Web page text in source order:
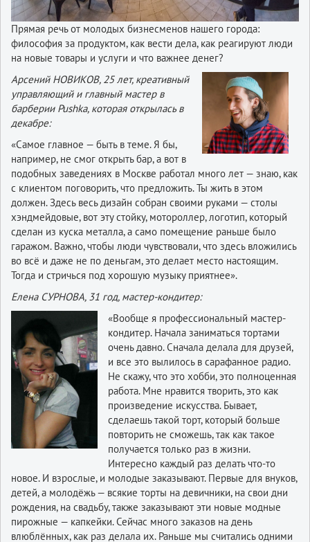
Прямая речь от молодых бизнесменов нашего города:
философия за продуктом, как вести дела, как реагируют люди
на новые товары и услуги и что важнее денег?
Арсений НОВИКОВ, 25 лет, креативный
управляющий и главный мастер в
барберии Pushka, которая открылась в
декабре:
«Самое главное — быть в теме. Я бы,
например, не смог открыть бар, а вот в
подобных заведениях в Москве работал много лет — знаю, как
с клиентом поговорить, что предложить. Ты жить в этом
должен. Здесь весь дизайн собран своими руками — столы
хэндмейдовые, вот эту стойку, мотороллер, логотип, который
сделан из куска металла, а само помещение раньше было
гаражом. Важно, чтобы люди чувствовали, что здесь вложились
во всё и даже не по деньгам, это делает место настоящим.
Тогда и стричься под хорошую музыку приятнее».
Елена СУРНОВА, 31 год, мастер-кондитер:
«Вообще я профессиональный мастер-
кондитер. Начала заниматься тортами
очень давно. Сначала делала для друзей,
и все это вылилось в сарафанное радио.
Не скажу, что это хобби, это полноценная
работа. Мне нравится творить, это как
произведение искусства. Бывает,
сделаешь такой торт, который больше
повторить не сможешь, так как такое
получается только раз в жизни.
Интересно каждый раз делать что-то
новое. И взрослые, и молодые заказывают. Первые для внуков,
детей, а молодёжь — всякие торты на девичники, на свои дни
рождения, на свадьбу, также заказывают эти новые модные
пирожные — капкейки. Сейчас много заказов на день
влюблённых, как раз делала их. Раньше мы считались одними